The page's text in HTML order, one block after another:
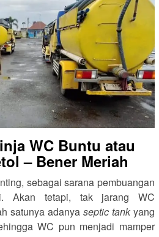
WC Buntu atau
– Bener Meriah
sebagai sarana pembuangan
Akan tetapi, tak jarang WC
satunya adanya septic tankyang
WC pun menjadi mamper